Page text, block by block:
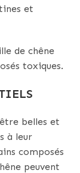
et
de chêne
toxiques.
belles et
à leur
composés
peuvent